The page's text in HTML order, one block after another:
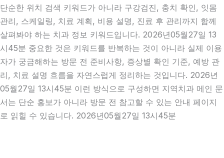
단순한 위치 검색 키워드가 아니라 구강검진, 충치 확인, 잇몸
관리, 스케일링, 치료 계획, 비용 설명, 진료 후 관리까지 함께
살펴봐야 하는 치과 정보 키워드입니다. 2026년05월27일 13
시45분 중요한 것은 키워드를 반복하는 것이 아니라 실제 이용
자가 궁금해하는 방문 전 준비사항, 증상별 확인 기준, 예방 관
리, 치료 설명 흐름을 자연스럽게 정리하는 것입니다. 2026년
05월27일 13시45분 이런 방식으로 구성하면 지역치과 메인 문
서는 단순 홍보가 아니라 방문 전 참고할 수 있는 안내 페이지
로 읽힐 수 있습니다. 2026년05월27일 13시45분